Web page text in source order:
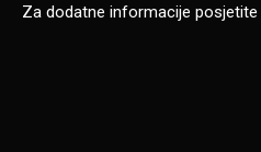
Za dodatne informacije posjetite